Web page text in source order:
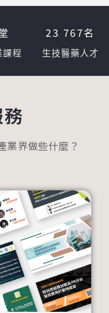
課程 生技醫藥人才
23 767名
業界做些什麼？